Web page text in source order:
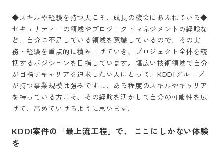
◆スキルや経験を持つ人こそ、成長の機会にあふれている◆
セキュリティーの領域やプロジェクトマネジメントの経験な
ど、自分に不足している領域を意識しているので、その実
務・経験を重点的に積み上げていき、プロジェクト全体を統
括するポジションを目指しています。幅広い技術領域で自分
が目指すキャリアを追求したい人にとって、KDDIグループ
が持つ事業規模は強みですし、ある程度のスキルやキャリア
を持っている方こそ、その経験を活かして自分の可能性を広
げて、高めていけるように思います。
KDDI案件の「最上流工程」で、 ここにしかない体験
を